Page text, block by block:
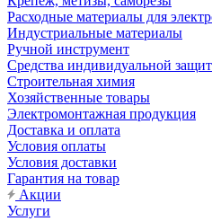
Расходные материалы для
Индустриальные материалы
Ручной инструмент
Средства индивидуальной
Строительная химия
Хозяйственные товары
Электромонтажная продукция
Доставка и оплата
Условия оплаты
Условия доставки
Гарантия на товар
Акции
Услуги